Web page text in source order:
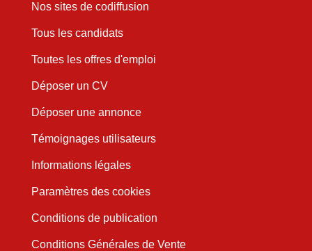
Nos sites de codiffusion
Tous les candidats
Toutes les offres d'emploi
Déposer un CV
Déposer une annonce
Témoignages utilisateurs
Informations légales
Paramètres des cookies
Conditions de publication
Conditions Générales de Vente